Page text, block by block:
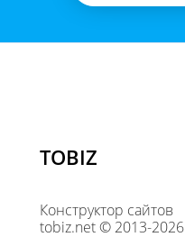
TOBIZ
Конструктор сайтов
tobiz.net © 2013-2026